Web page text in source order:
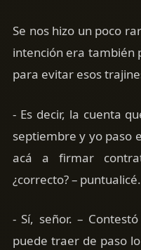
Se nos hizo un poco
intención era también
para evitar esos
- Es decir, la cuenta
septiembre y yo paso
acá a firmar
¿correcto? – puntualicé.
- Sí, señor. –
puede traer de paso